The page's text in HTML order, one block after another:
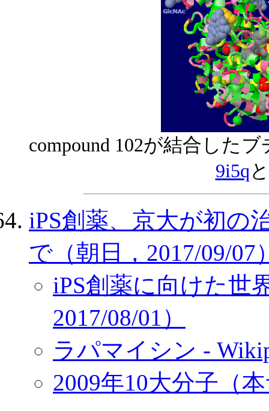
compound 102が結合した
9i5q
iPS創薬、京大が初
で（朝日，2017/09/07
iPS創薬に向けた世
2017/08/01）
ラパマイシン -
2009年10大分子（